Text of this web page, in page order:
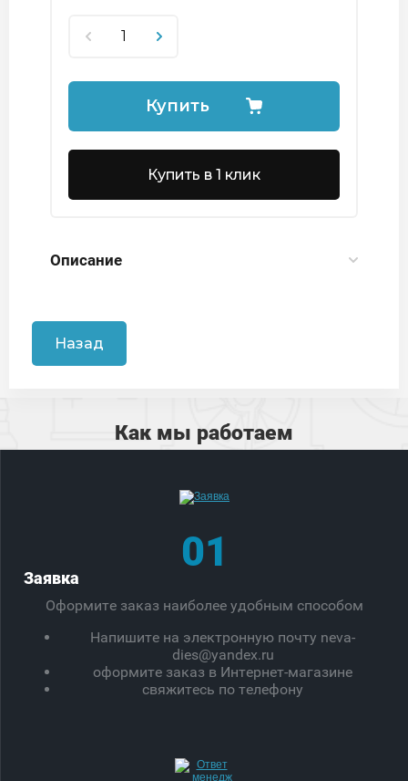
Купить
Купить в 1 клик
Описание
Назад
Как мы работаем
01
Заявка
Оформите заказ наиболее удобным способом
Напишите на электронную почту neva-
dies@yandex.ru
оформите заказ в Интернет-магазине
свяжитесь по телефону